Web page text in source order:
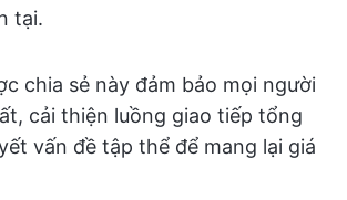
tại.
chia sẻ này đảm bảo mọi người
cải thiện luồng giao tiếp tổng
vấn đề tập thể để mang lại giá